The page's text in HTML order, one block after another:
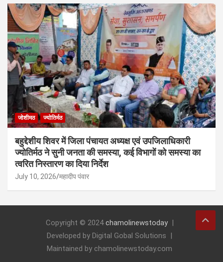
जोशीमठ ज्योतिर्मठ
बहुद्देशीय शिवर में जिला पंचायत अध्यक्ष एवं उपजिलाधिकारी
ज्योतिर्मठ ने सुनी जनता की समस्या, कई विभागों को समस्या का
त्वरित निस्तारण का दिया निर्देश
July 10, 2026 महादीप पंवार
Copyright © 2024chamolinewstoday
Developed by Digital Gobal Solutions
Maintained by chamolinewstoday.com